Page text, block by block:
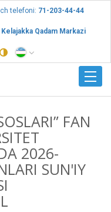
telefoni: 71-203-44-44
Kelajakka Qadam Markazi
FAN
2026-
SUN'IY